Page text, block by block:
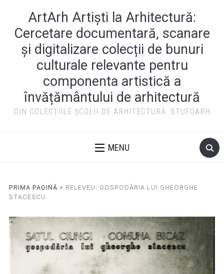
ArtArh Artiști la Arhitectură:
Cercetare documentară, scanare
și digitalizare colecții de bunuri
culturale relevante pentru
componenta artistică a
învățământului de arhitectură
DIN COLECȚIILE ȘCOLII DE ARHITECTURĂ: STUFOARH
MENU
PRIMA PAGINĂ » RELEVEU: GOSPODĂRIA LUI GHEORGHE
STACESCU